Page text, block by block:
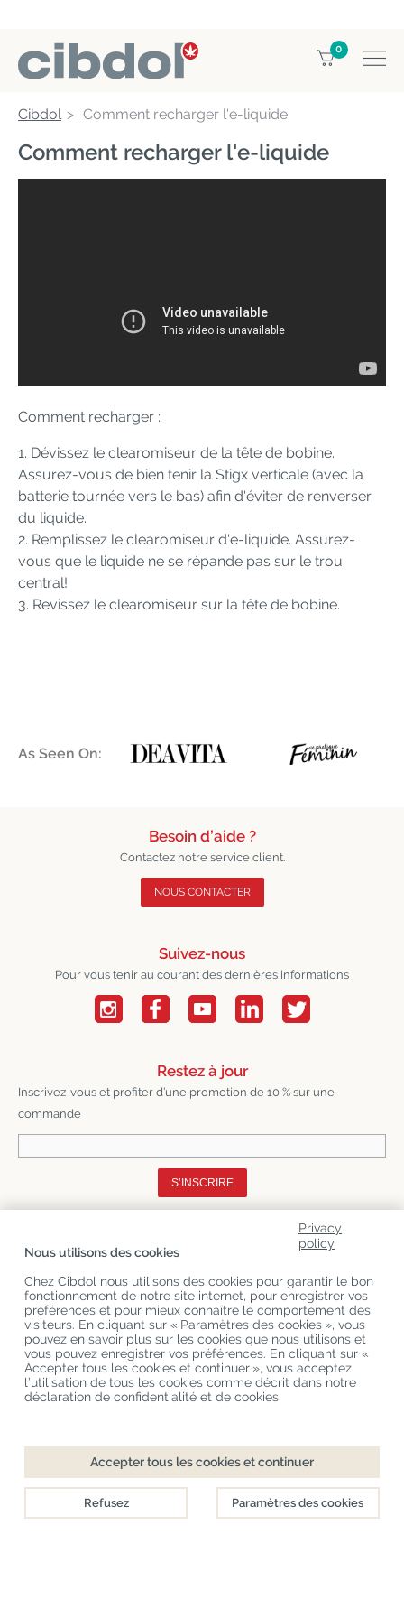
0
Cibdol Comment recharger l'e-liquide
Comment recharger l'e-liquide
Comment recharger :
1. Dévissez le clearomiseur de la tête de bobine.
Assurez-vous de bien tenir la Stigx verticale (avec la
batterie tournée vers le bas) afin d'éviter de renverser
du liquide.
2. Remplissez le clearomiseur d'e-liquide. Assurez-
vous que le liquide ne se répande pas sur le trou
central!
3. Revissez le clearomiseur sur la tête de bobine.
As Seen On:
Besoin d’aide ?
Contactez notre service client.
NOUS CONTACTER
Suivez-nous
Pour vous tenir au courant des dernières informations
Restez à jour
Inscrivez-vous et profiter d’une promotion de 10 % sur une
commande
S’INSCRIRE
Catégories De Produits
Service Clients
Derniers Blogs
Privacy
policy
Nous utilisons des cookies
Chez Cibdol nous utilisons des cookies pour garantir le bon
fonctionnement de notre site internet, pour enregistrer vos
préférences et pour mieux connaître le comportement des
visiteurs. En cliquant sur « Paramètres des cookies », vous
pouvez en savoir plus sur les cookies que nous utilisons et
vous pouvez enregistrer vos préférences. En cliquant sur «
Accepter tous les cookies et continuer », vous acceptez
l’utilisation de tous les cookies comme décrit dans notre
déclaration de confidentialité et de cookies.
Accepter tous les cookies et continuer
Refusez Paramètres des cookies
Copyright Cibdol Last updated 06-08-2026